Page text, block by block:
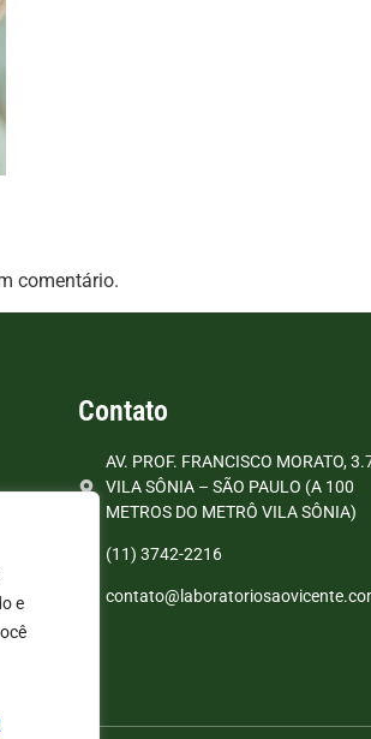
e
comentário.
Contato
AV. PROF. FRANCISCO MORATO,
VILA SÔNIA – SÃO PAULO (A 100
METROS DO METRÔ VILA SÔNIA)
(11) 3742-2216